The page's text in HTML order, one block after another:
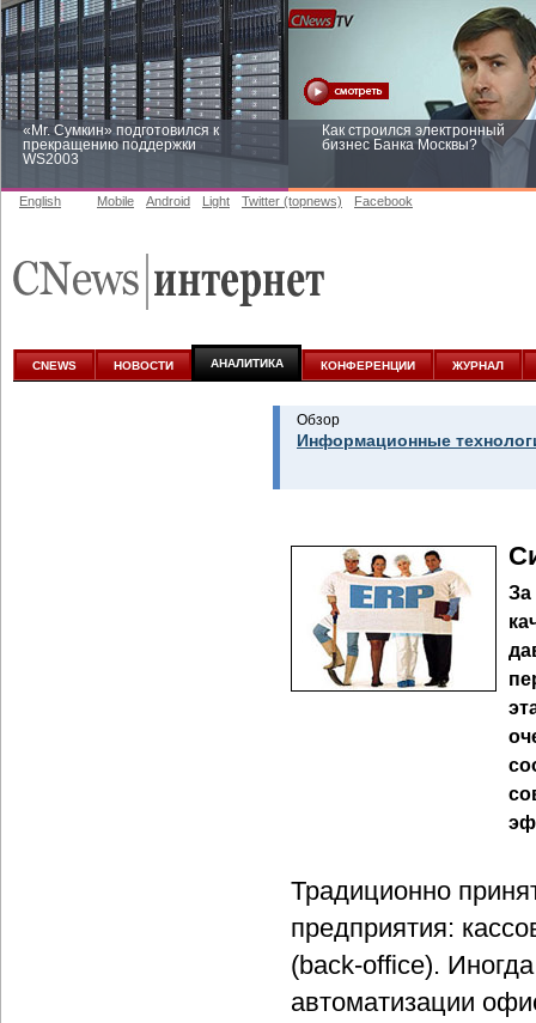
«Mr. Сумкин» подготовился к
прекращению поддержки
WS2003
Как строился электронный
бизнес Банка Москвы?
аналитике
English Mobile Android Light Twitter (topnews) Facebook
CNEWS НОВОСТИ АНАЛИТИКА КОНФЕРЕНЦИИ ЖУРНАЛ
Обзор
Информационные
За
Традиционно
предприятия:
(back-office).
автоматизации